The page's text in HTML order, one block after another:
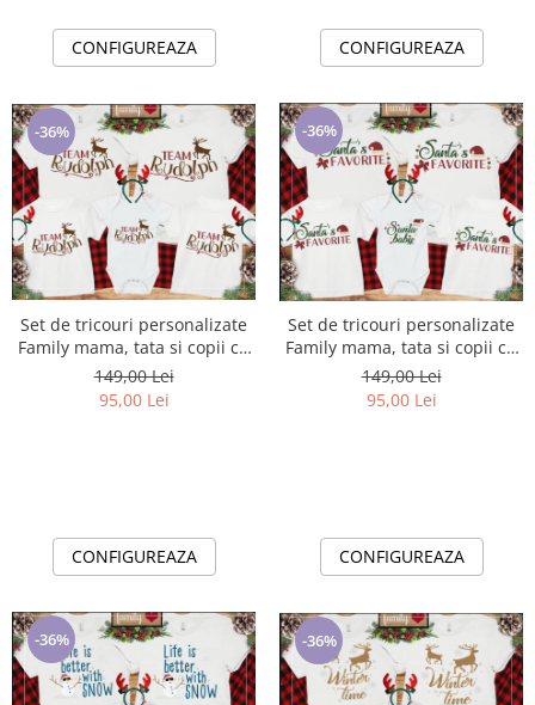
CONFIGUREAZA CONFIGUREAZA
-36%
Set de tricouri personalizate
Family mama, tata si copii cu
tematica de Craciun, Rudolf
Team
149,00 Lei
95,00 Lei
CONFIGUREAZA
-36%
Set de tricouri personalizate
Family mama, tata si copii cu
tematica de Craciun, Santa's
favorite
149,00 Lei
95,00 Lei
CONFIGUREAZA
-36% -36%